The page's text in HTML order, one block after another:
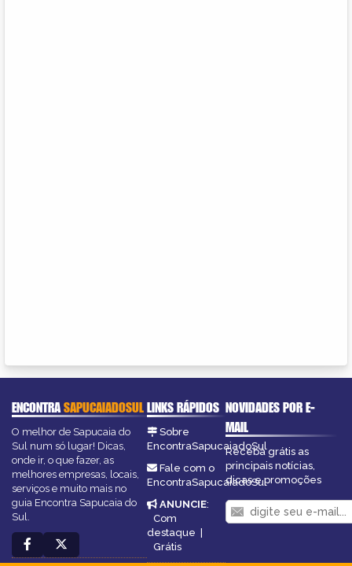
ENCONTRASAPUCAIADOSUL
O melhor de Sapucaia do
Sul num só lugar! Dicas,
onde ir, o que fazer, as
melhores empresas, locais,
serviços e muito mais no
guia Encontra Sapucaia do
Sul.
LINKS RÁPIDOS
Sobre
EncontraSapucaiadoSul
Fale com o
EncontraSapucaiadoSul
ANUNCIE:
Com
destaque |
Grátis
NOVIDADES POR E-
MAIL
Receba grátis as
principais notícias,
dicas e promoções